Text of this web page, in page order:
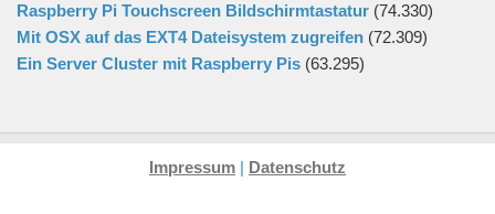
Raspberry Pi Touchscreen Bildschirmtastatur (74.330)
Mit OSX auf das EXT4 Dateisystem zugreifen (72.309)
Ein Server Cluster mit Raspberry Pis (63.295)
Impressum | Datenschutz